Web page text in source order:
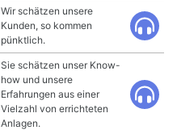
Wir schätzen unsere
Kunden, so kommen
pünktlich.
Sie schätzen unser Know-
how und unsere
Erfahrungen aus einer
Vielzahl von errichteten
Anlagen.